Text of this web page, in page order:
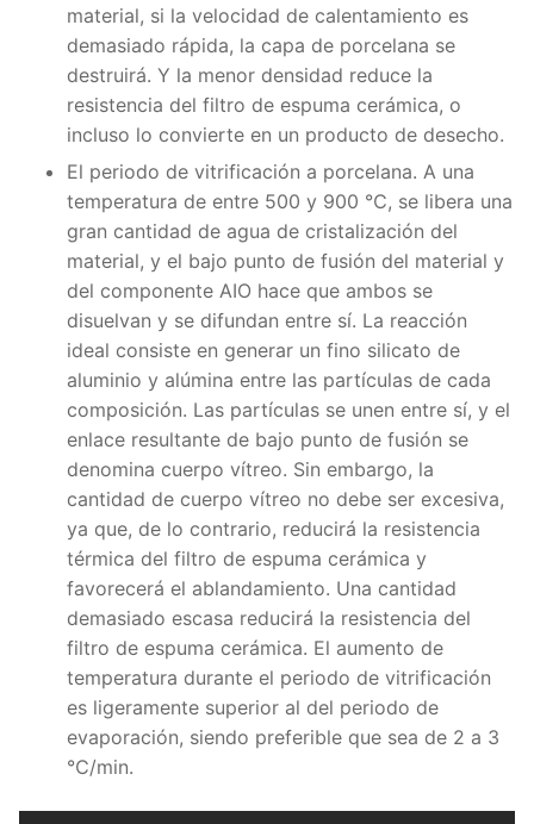
material, si la velocidad de calentamiento es
demasiado rápida, la capa de porcelana se
destruirá. Y la menor densidad reduce la
resistencia del filtro de espuma cerámica, o
incluso lo convierte en un producto de desecho.
El periodo de vitrificación a porcelana. A una
temperatura de entre 500 y 900 ℃, se libera una
gran cantidad de agua de cristalización del
material, y el bajo punto de fusión del material y
del componente AIO hace que ambos se
disuelvan y se difundan entre sí. La reacción
ideal consiste en generar un fino silicato de
aluminio y alúmina entre las partículas de cada
composición. Las partículas se unen entre sí, y el
enlace resultante de bajo punto de fusión se
denomina cuerpo vítreo. Sin embargo, la
cantidad de cuerpo vítreo no debe ser excesiva,
ya que, de lo contrario, reducirá la resistencia
térmica del filtro de espuma cerámica y
favorecerá el ablandamiento. Una cantidad
demasiado escasa reducirá la resistencia del
filtro de espuma cerámica. El aumento de
temperatura durante el periodo de vitrificación
es ligeramente superior al del periodo de
evaporación, siendo preferible que sea de 2 a 3
℃/min.